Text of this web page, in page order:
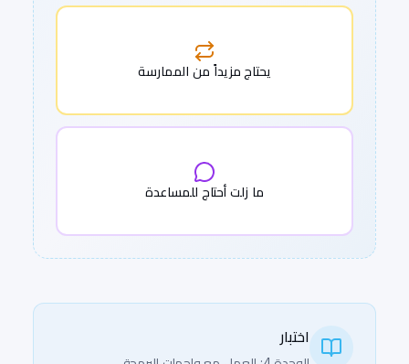
يحتاج مزيداً من الممارسة
ما زلت أحتاج للمساعدة
اختبار